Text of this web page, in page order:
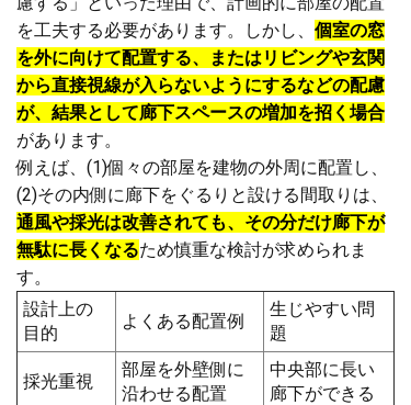
を工夫する必要があります。しかし、 個室の窓
を外に向けて配置する、またはリビングや玄関
から直接視線が入らないようにするなどの配慮
が、結果として廊下スペースの増加を招く場合
があります。
例えば、(1)個々の部屋を建物の外周に配置し、
(2)その内側に廊下をぐるりと設ける間取りは、
通風や採光は改善されても、その分だけ廊下が
無駄に長くなるため慎重な検討が求められま
す。
設計上の
目的
よくある配置例
生じやすい問
題
採光重視
部屋を外壁側に
沿わせる配置
中央部に長い
廊下ができる